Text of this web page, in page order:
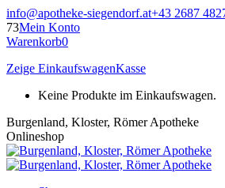
Zum
Inhalt
springen
info@apotheke-siegendorf.at+43 2687
73Mein Konto
Warenkorb0
Zeige EinkaufswagenKasse
Keine Produkte im Einkaufswagen.
Burgenland, Kloster, Römer Apotheke
Onlineshop